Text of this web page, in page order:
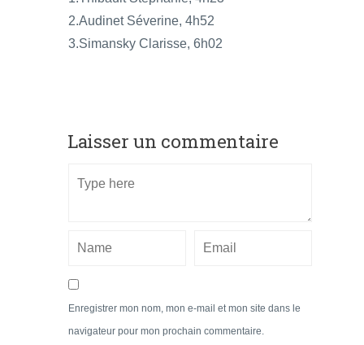
2.Audinet Séverine, 4h52
3.Simansky Clarisse, 6h02
Laisser un commentaire
Enregistrer mon nom, mon e-mail et mon site dans le
navigateur pour mon prochain commentaire.